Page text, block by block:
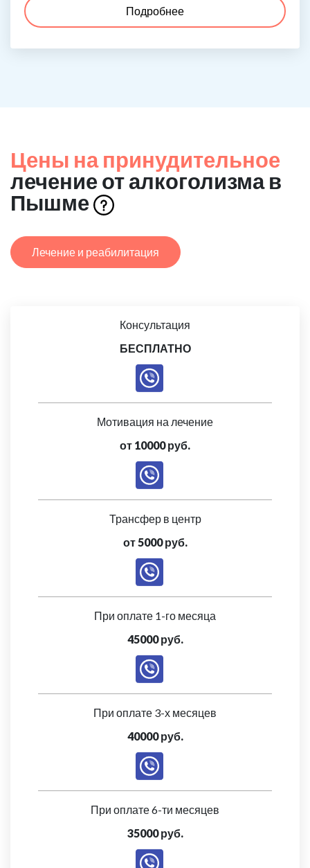
Подробнее
Цены на принудительное
лечение от алкоголизма в
Пышме
Лечение и реабилитация
Консультация
БЕСПЛАТНО
Мотивация на лечение
от 10000 руб.
Трансфер в центр
от 5000 руб.
При оплате 1-го месяца
45000 руб.
При оплате 3-х месяцев
40000 руб.
При оплате 6-ти месяцев
35000 руб.